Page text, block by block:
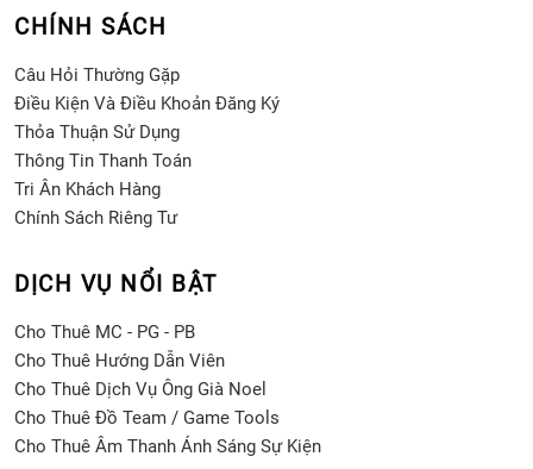
CHÍNH SÁCH
Câu Hỏi Thường Gặp
Điều Kiện Và Điều Khoản Đăng Ký
Thỏa Thuận Sử Dụng
Thông Tin Thanh Toán
Tri Ân Khách Hàng
Chính Sách Riêng Tư
DỊCH VỤ NỔI BẬT
Cho Thuê MC - PG - PB
Cho Thuê Hướng Dẫn Viên
Cho Thuê Dịch Vụ Ông Già Noel
Cho Thuê Đồ Team / Game Tools
Cho Thuê Âm Thanh Ánh Sáng Sự Kiện